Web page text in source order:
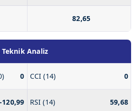
82,65
Teknik Analiz
0 CCI (14) 0
-120,99 RSI (14) 59,68